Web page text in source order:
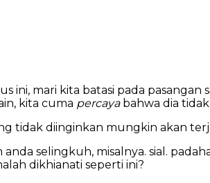
ini, mari kita batasi pada
kita cuma percayabahwa dia
tidak diinginkan mungkin akan
selingkuh, misalnya. sial.
dikhianati seperti ini?